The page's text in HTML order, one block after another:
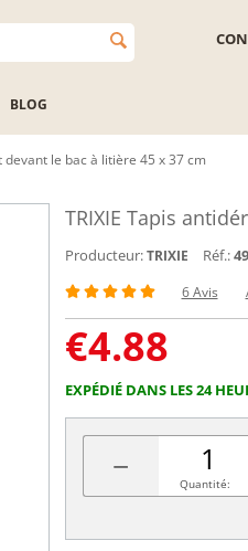
BLOG
devant le bac à litière 45 x 37 cm
TRIXIE Tapis
Producteur: TRIXIE Réf.:
6 Avis
€4.88
EXPÉDIÉ DANS LES 24
− Quantité: